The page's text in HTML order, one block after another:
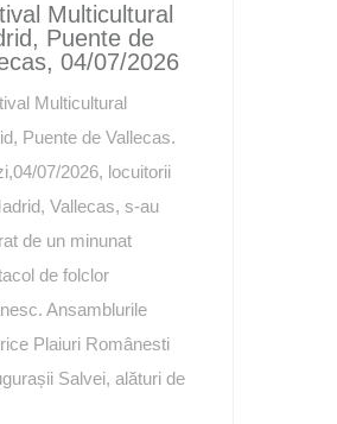
Multicultural
Puente de
04/07/2026
Multicultural
Puente de Vallecas.
07/2026, locuitorii
Vallecas, s-au
de un minunat
de folclor
Ansamblurile
Plaiuri Românesti
Salvei, alături de